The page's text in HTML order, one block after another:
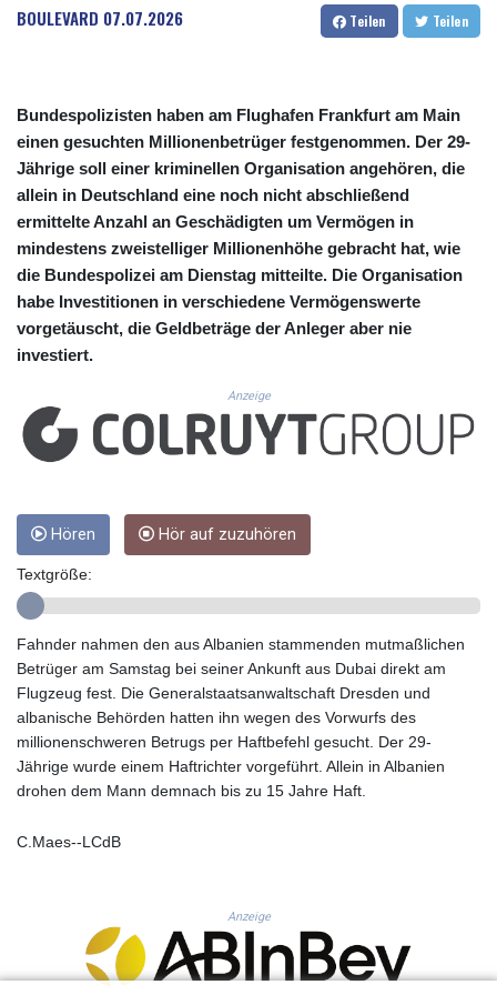
CUC 1.155398
CUP 30.61805
DKK 7.475264
DOP 67.26602
DZD 153.587771
EGP 57.609419
ERN 17.330971
ETB 185.985596
FJD 2.552261
FKP 0.857019
GBP 0.856098
GHS 13.519372
GIP 0.857019
GMD 84.920858
GYD 241.024009
HKD 9.064594
HTG 150.666939
HUF 363.033032
IDR 20546.50216
ILS 3.468101
IMP 0.857019
INR 110.072122
IQD 1509.468404
IRR 1589307.85432
JPY 182.969975
KES 149.450928
KGS 101.03906
KHR 4680.351701
BOULEVARD 07.07.2026 Teilen Teilen
Bundespolizisten haben am Flughafen Frankfurt am Main
einen gesuchten Millionenbetrüger festgenommen. Der 29-
Jährige soll einer kriminellen Organisation angehören, die
allein in Deutschland eine noch nicht abschließend
ermittelte Anzahl an Geschädigten um Vermögen in
mindestens zweistelliger Millionenhöhe gebracht hat, wie
die Bundespolizei am Dienstag mitteilte. Die Organisation
habe Investitionen in verschiedene Vermögenswerte
vorgetäuscht, die Geldbeträge der Anleger aber nie
investiert.
Anzeige
Hören Hör auf zuzuhören
Textgröße:
Fahnder nahmen den aus Albanien stammenden mutmaßlichen
Betrüger am Samstag bei seiner Ankunft aus Dubai direkt am
Flugzeug fest. Die Generalstaatsanwaltschaft Dresden und
albanische Behörden hatten ihn wegen des Vorwurfs des
millionenschweren Betrugs per Haftbefehl gesucht. Der 29-
Jährige wurde einem Haftrichter vorgeführt. Allein in Albanien
drohen dem Mann demnach bis zu 15 Jahre Haft.
C.Maes--LCdB
Anzeige